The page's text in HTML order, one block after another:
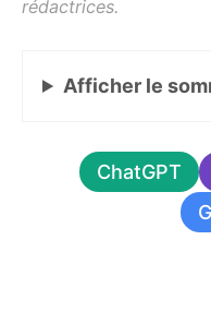
Afficher le
ChatGPT